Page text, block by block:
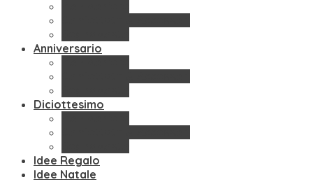
Anniversario
Diciottesimo
Idee Regalo
Idee Natale